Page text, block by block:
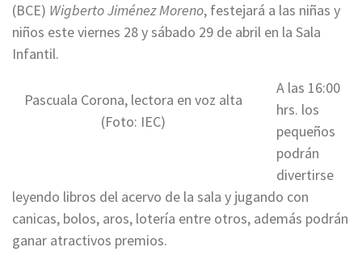
(BCE) Wigberto Jiménez Moreno, festejará a las niñas y
niños este viernes 28 y sábado 29 de abril en la Sala
Infantil.
Pascuala Corona, lectora en voz alta
(Foto: IEC)
A las 16:00
hrs. los
pequeños
podrán
divertirse
leyendo libros del acervo de la sala y jugando con
canicas, bolos, aros, lotería entre otros, además podrán
ganar atractivos premios.